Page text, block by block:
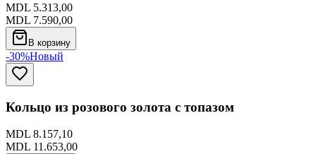
MDL 5.313,00
MDL 7.590,00
В корзину
-30%Новый
Кольцо из розового золота с топазом
MDL 8.157,10
MDL 11.653,00